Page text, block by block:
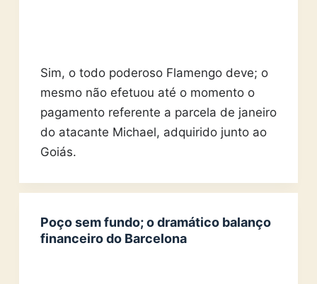
Sim, o todo poderoso Flamengo deve; o
mesmo não efetuou até o momento o
pagamento referente a parcela de janeiro
do atacante Michael, adquirido junto ao
Goiás.
Poço sem fundo; o dramático balanço
financeiro do Barcelona